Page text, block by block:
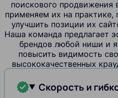
поискового продвижения
применяем их на
улучшить позиции их
Наша команда предлагает
брендов любой ниши и
повысить видимость
высококачественных
Скорость и